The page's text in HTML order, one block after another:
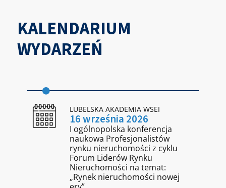
KALENDARIUM
WYDARZEŃ
LUBELSKA AKADEMIA WSEI
16 września 2026
I ogólnopolska konferencja
naukowa Profesjonalistów
rynku nieruchomości z cyklu
Forum Liderów Rynku
Nieruchomości na temat:
„Rynek nieruchomości nowej